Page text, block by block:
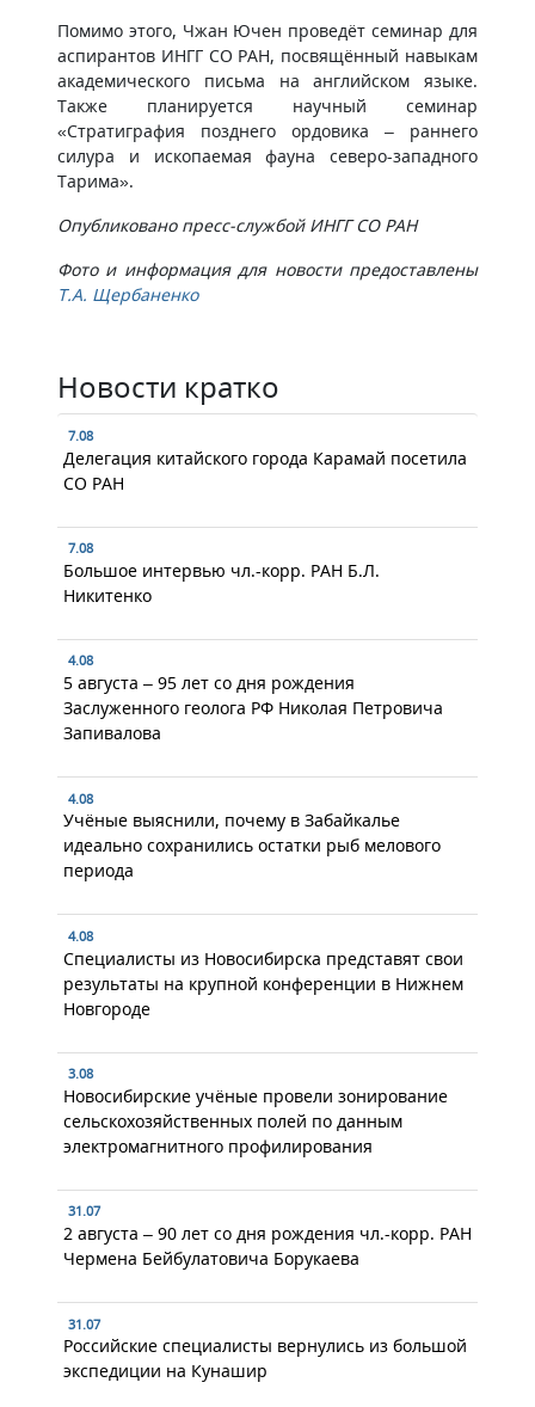
Помимо этого, Чжан Ючен проведёт семинар для
аспирантов ИНГГ СО РАН, посвящённый навыкам
академического письма на английском языке.
Также планируется научный семинар
«Стратиграфия позднего ордовика – раннего
силура и ископаемая фауна северо-западного
Тарима».
Опубликовано пресс-службой ИНГГ СО РАН
Фото и информация для новости предоставлены
Т.А. Щербаненко
Новости кратко
7.08
Делегация китайского города Карамай посетила
СО РАН
7.08
Большое интервью чл.-корр. РАН Б.Л.
Никитенко
4.08
5 августа – 95 лет со дня рождения
Заслуженного геолога РФ Николая Петровича
Запивалова
4.08
Учёные выяснили, почему в Забайкалье
идеально сохранились остатки рыб мелового
периода
4.08
Специалисты из Новосибирска представят свои
результаты на крупной конференции в Нижнем
Новгороде
3.08
Новосибирские учёные провели зонирование
сельскохозяйственных полей по данным
электромагнитного профилирования
31.07
2 августа – 90 лет со дня рождения чл.-корр. РАН
Чермена Бейбулатовича Борукаева
31.07
Российские специалисты вернулись из большой
экспедиции на Кунашир